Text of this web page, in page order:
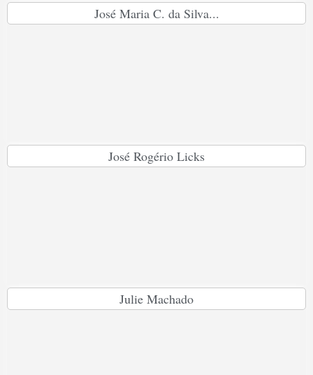
José Maria C. da Silva...
José Rogério Licks
Julie Machado